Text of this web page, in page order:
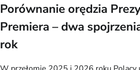
Porównanie orędzia
Premiera – dwa
rok